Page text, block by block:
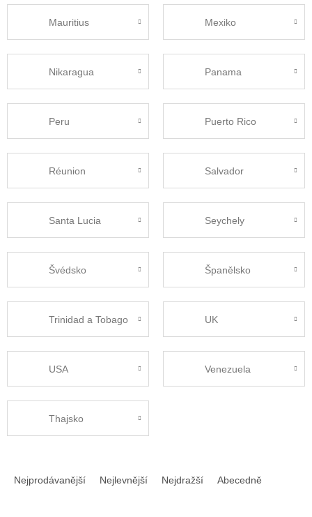
Mauritius Mexiko
Nikaragua Panama
Peru Puerto Rico
Réunion Salvador
Santa Lucia Seychely
Švédsko Španělsko
Trinidad a Tobago UK
USA Venezuela
Thajsko
Nejprodávanější Nejlevnější Nejdražší Abecedně